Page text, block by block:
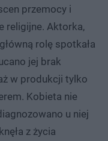
przemocy i
religijne. Aktorka,
rolę spotkała
jej brak
w produkcji tylko
Kobieta nie
u niej
z życia